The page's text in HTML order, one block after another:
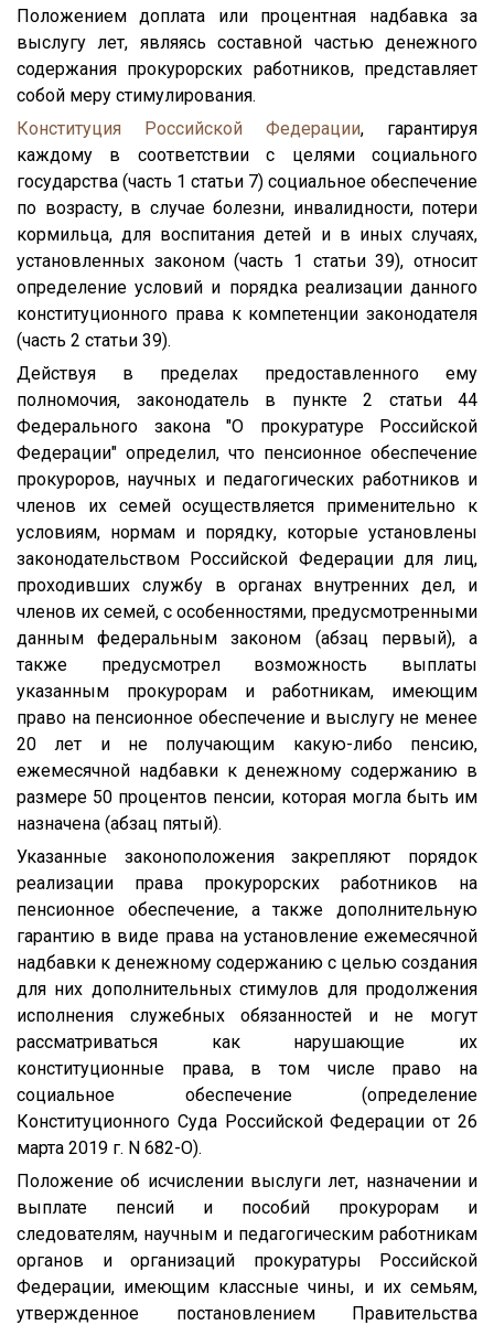
Положением доплата или процентная надбавка за
выслугу лет, являясь составной частью денежного
содержания прокурорских работников, представляет
собой меру стимулирования.
Конституция Российской Федерации, гарантируя
каждому в соответствии с целями социального
государства (часть 1 статьи 7) социальное обеспечение
по возрасту, в случае болезни, инвалидности, потери
кормильца, для воспитания детей и в иных случаях,
установленных законом (часть 1 статьи 39), относит
определение условий и порядка реализации данного
конституционного права к компетенции законодателя
(часть 2 статьи 39).
Действуя в пределах предоставленного ему
полномочия, законодатель в пункте 2 статьи 44
Федерального закона "О прокуратуре Российской
Федерации" определил, что пенсионное обеспечение
прокуроров, научных и педагогических работников и
членов их семей осуществляется применительно к
условиям, нормам и порядку, которые установлены
законодательством Российской Федерации для лиц,
проходивших службу в органах внутренних дел, и
членов их семей, с особенностями, предусмотренными
данным федеральным законом (абзац первый), а
также предусмотрел возможность выплаты
указанным прокурорам и работникам, имеющим
право на пенсионное обеспечение и выслугу не менее
20 лет и не получающим какую-либо пенсию,
ежемесячной надбавки к денежному содержанию в
размере 50 процентов пенсии, которая могла быть им
назначена (абзац пятый).
Указанные законоположения закрепляют порядок
реализации права прокурорских работников на
пенсионное обеспечение, а также дополнительную
гарантию в виде права на установление ежемесячной
надбавки к денежному содержанию с целью создания
для них дополнительных стимулов для продолжения
исполнения служебных обязанностей и не могут
рассматриваться как нарушающие их
конституционные права, в том числе право на
социальное обеспечение (определение
Конституционного Суда Российской Федерации от 26
марта 2019 г. N 682-О).
Положение об исчислении выслуги лет, назначении и
выплате пенсий и пособий прокурорам и
следователям, научным и педагогическим работникам
органов и организаций прокуратуры Российской
Федерации, имеющим классные чины, и их семьям,
утвержденное постановлением Правительства